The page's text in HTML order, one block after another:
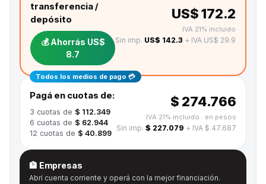
transferencia /
depósito
💰 Ahorrás US$
8.7
US$ 172.2
IVA 21% incluido
Sin imp. US$ 142.3 + IVA US$ 29.9
Todos los medios de pago 💳
Pagá en cuotas de:
3 cuotas de $ 112.349
6 cuotas de $ 62.944
12 cuotas de $ 40.899
$ 274.766
IVA 21% incluido · en pesos
Sin imp. $ 227.079 + IVA $ 47.687
🏦 Empresas
Abrí cuenta corriente y operá con la mejor financiación.